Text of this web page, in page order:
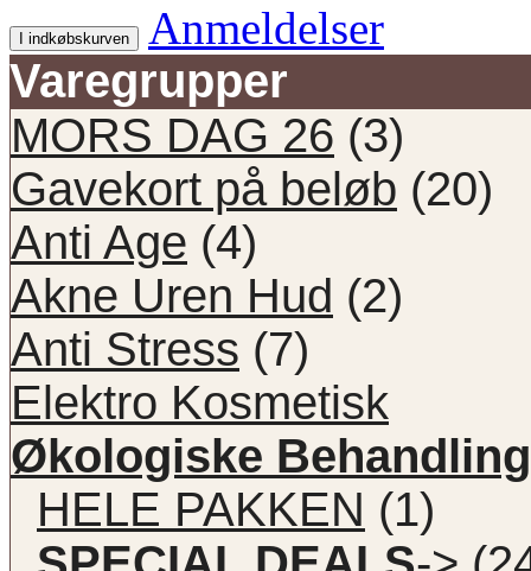
I indkøbskurven Anmeldelser
Varegrupper
MORS DAG 26 (3)
Gavekort på beløb (20)
Anti Age (4)
Akne Uren Hud (2)
Anti Stress (7)
Elektro Kosmetisk
Økologiske
HELE PAKKEN (1)